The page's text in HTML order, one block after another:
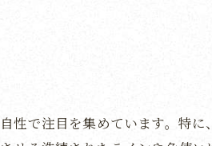
る方法
ボ商品
性で注目を集めています。特